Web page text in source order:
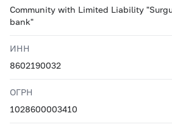
Community with Limited Liability
bank"
ИНН
8602190032
ОГРН
1028600003410